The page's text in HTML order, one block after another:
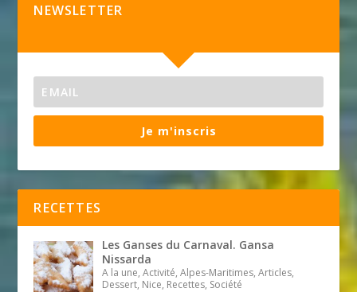
NEWSLETTER
Je m'inscris
RECETTES
Les Ganses du Carnaval. Gansa
Nissarda
A la une, Activité, Alpes-Maritimes, Articles,
Dessert, Nice, Recettes, Société